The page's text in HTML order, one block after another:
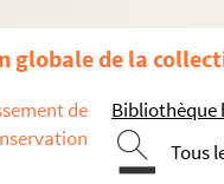
globale de la
de
Bibliothèque
Tous
: pièce en 4 actes. 1951
Le secret : pièce en 3
Le secret de la confession